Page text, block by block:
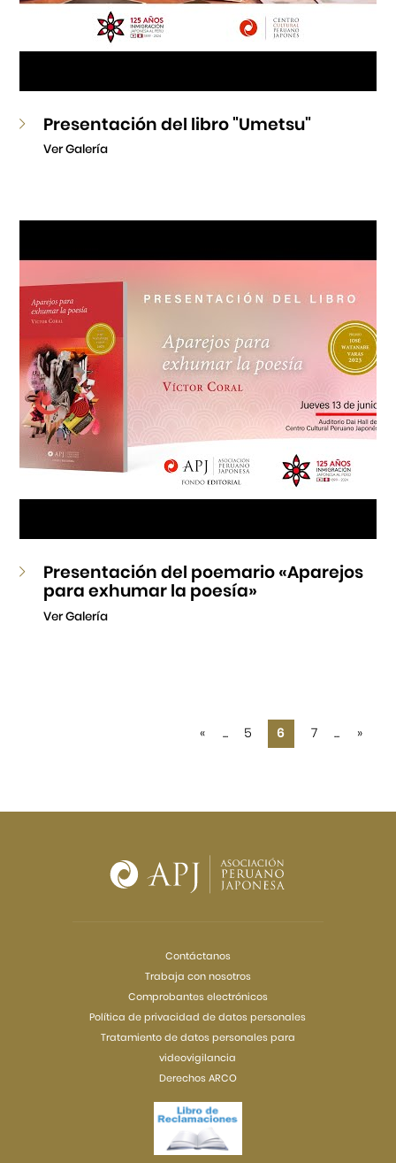
Presentación del libro "Umetsu"
Ver Galería
Presentación del poemario «Aparejos
para exhumar la poesía»
Ver Galería
« ... 5 6 7 ... »
Contáctanos
Trabaja con nosotros
Comprobantes electrónicos
Política de privacidad de datos personales
Tratamiento de datos personales para
videovigilancia
Derechos ARCO